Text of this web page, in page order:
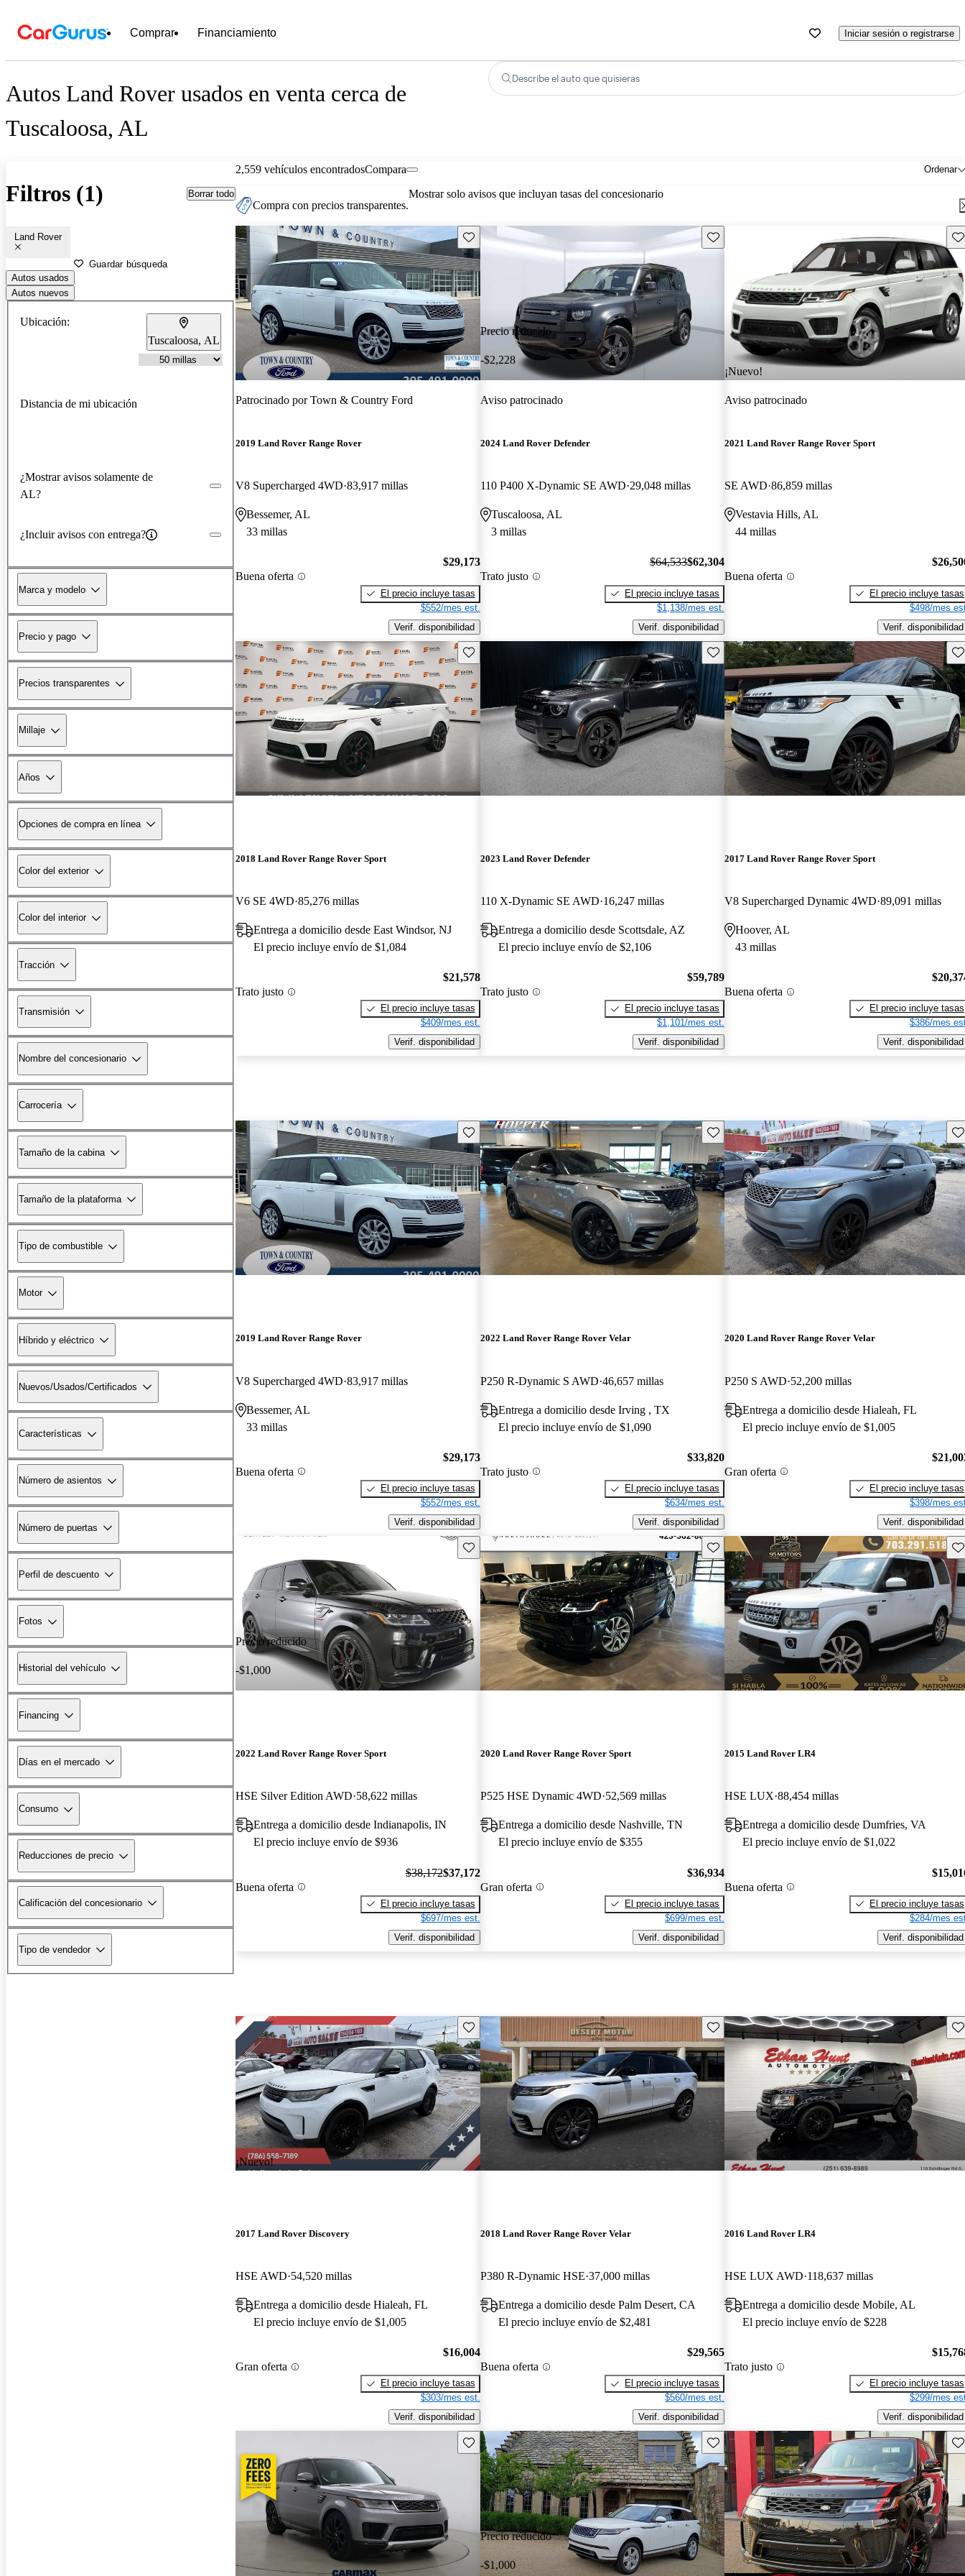
Comprar Financiamiento Iniciar sesión o registrarse
Autos Land Rover usados en venta cerca de
Tuscaloosa, AL
Describe el auto que quisieras
Filtros (1) Borrar todo
Land Rover
Guardar búsqueda
Autos usados
Autos nuevos
Ubicación:
Tuscaloosa, AL
Distancia de mi ubicación
¿Mostrar avisos solamente de
AL?
¿Incluir avisos con entrega?
Marca y modelo
Precio y pago
Precios transparentes
Millaje
Años
Opciones de compra en línea
Color del exterior
Color del interior
Tracción
Transmisión
Nombre del concesionario
Carrocería
Tamaño de la cabina
Tamaño de la plataforma
Tipo de combustible
Motor
Híbrido y eléctrico
Nuevos/Usados/Certificados
Características
Número de asientos
Número de puertas
Perfil de descuento
Fotos
Historial del vehículo
Financing
Días en el mercado
Consumo
Reducciones de precio
Calificación del concesionario
Tipo de vendedor
2,559 vehículos encontrados Ordenar
Compara
Compra con precios transparentes.
Mostrar solo avisos que incluyan tasas del concesionario
Guarda este Aviso
Patrocinado porTown & Country Ford
2019 Land Rover Range Rover
V8 Supercharged 4WD 83,917 millas
Bessemer, AL
33 millas
Buena oferta
$29,173
El precio incluye tasas
$552/mes est.
Verif. disponibilidad
Precio reducido
-$2,228
Guarda este Aviso
Aviso patrocinado
2024 Land Rover Defender
110 P400 X-Dynamic SE AWD 29,048 millas
Tuscaloosa, AL
3 millas
Trato justo
$64,533$62,304
El precio incluye tasas
$1,138/mes est.
Verif. disponibilidad
¡Nuevo!
Aviso patrocinado
2021 Land Rover Range Rover Sport
SE AWD 86,859 millas
Vestavia Hills, AL
44 millas
Buena oferta
El precio incluye tasas
$498/mes
Verif. disponibilidad
Guarda este Aviso
2018 Land Rover Range Rover Sport
V6 SE 4WD 85,276 millas
Entrega a domicilio desde East Windsor, NJ
El precio incluye envío de $1,084
Trato justo
$21,578
El precio incluye tasas
$409/mes est.
Verif. disponibilidad
Guarda este Aviso
2023 Land Rover Defender
110 X-Dynamic SE AWD 16,247 millas
Entrega a domicilio desde Scottsdale, AZ
El precio incluye envío de $2,106
Trato justo
$59,789
El precio incluye tasas
$1,101/mes est.
Verif. disponibilidad
2017 Land Rover Range Rover Sport
V8 Supercharged Dynamic 4WD 89,091 millas
Hoover, AL
43 millas
Buena oferta
El precio incluye tasas
$386/mes
Verif. disponibilidad
Guarda este Aviso
2019 Land Rover Range Rover
V8 Supercharged 4WD 83,917 millas
Bessemer, AL
33 millas
Buena oferta
$29,173
El precio incluye tasas
$552/mes est.
Verif. disponibilidad
Guarda este Aviso
2022 Land Rover Range Rover Velar
P250 R-Dynamic S AWD 46,657 millas
Entrega a domicilio desde Irving , TX
El precio incluye envío de $1,090
Trato justo
$33,820
El precio incluye tasas
$634/mes est.
Verif. disponibilidad
2020 Land Rover Range Rover Velar
P250 S AWD 52,200 millas
Entrega a domicilio desde Hialeah, FL
El precio incluye envío de $1,005
Gran oferta
El precio incluye tasas
$398/mes
Verif. disponibilidad
Precio reducido
-$1,000
Guarda este Aviso
2022 Land Rover Range Rover Sport
HSE Silver Edition AWD 58,622 millas
Entrega a domicilio desde Indianapolis, IN
El precio incluye envío de $936
Buena oferta
$38,172$37,172
El precio incluye tasas
$697/mes est.
Verif. disponibilidad
Guarda este Aviso
2020 Land Rover Range Rover Sport
P525 HSE Dynamic 4WD 52,569 millas
Entrega a domicilio desde Nashville, TN
El precio incluye envío de $355
Gran oferta
$36,934
El precio incluye tasas
$699/mes est.
Verif. disponibilidad
2015 Land Rover LR4
HSE LUX 88,454 millas
Entrega a domicilio desde Dumfries, VA
El precio incluye envío de $1,022
Buena oferta
El precio incluye tasas
$284/mes
Verif. disponibilidad
¡Nuevo!
Guarda este Aviso
2017 Land Rover Discovery
HSE AWD 54,520 millas
Entrega a domicilio desde Hialeah, FL
El precio incluye envío de $1,005
Gran oferta
$16,004
El precio incluye tasas
$303/mes est.
Verif. disponibilidad
Guarda este Aviso
2018 Land Rover Range Rover Velar
P380 R-Dynamic HSE 37,000 millas
Entrega a domicilio desde Palm Desert, CA
El precio incluye envío de $2,481
Buena oferta
$29,565
El precio incluye tasas
$560/mes est.
Verif. disponibilidad
2016 Land Rover LR4
HSE LUX AWD 118,637 millas
Entrega a domicilio desde Mobile, AL
El precio incluye envío de $228
Trato justo
El precio incluye tasas
$299/mes
Verif. disponibilidad
Guarda este Aviso
Precio reducido
-$1,000
Guarda este Aviso